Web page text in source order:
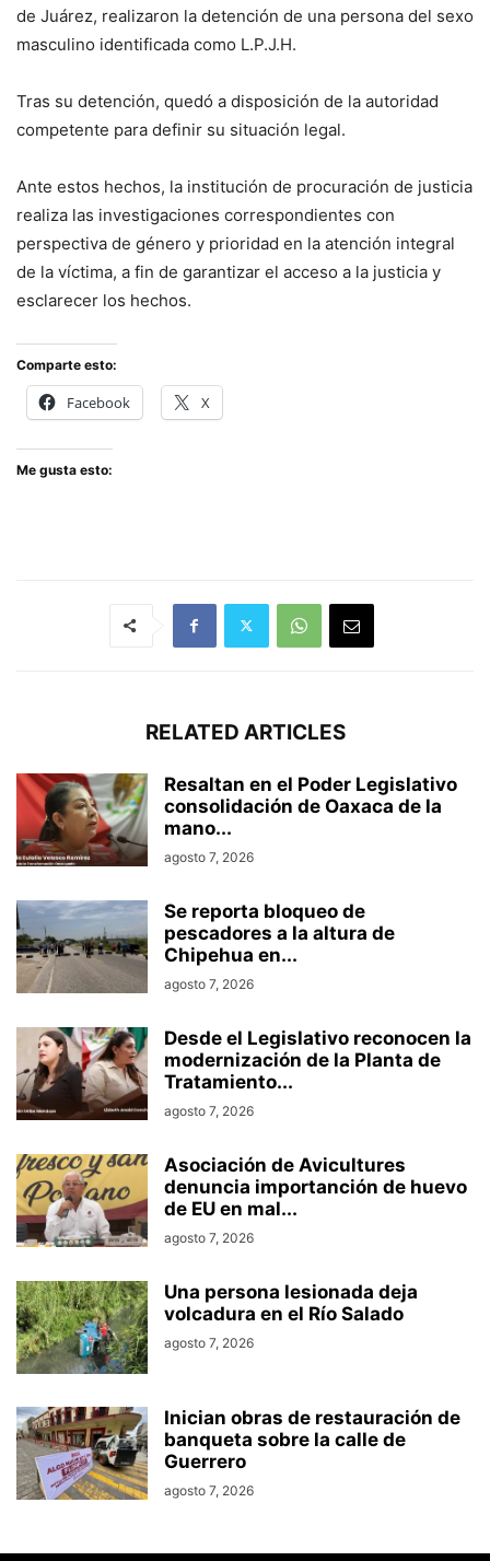
de Juárez, realizaron la detención de una persona del sexo
masculino identificada como L.P.J.H.
Tras su detención, quedó a disposición de la autoridad
competente para definir su situación legal.
Ante estos hechos, la institución de procuración de justicia
realiza las investigaciones correspondientes con
perspectiva de género y prioridad en la atención integral
de la víctima, a fin de garantizar el acceso a la justicia y
esclarecer los hechos.
Comparte esto:
Facebook X
Me gusta esto:
RELATED ARTICLES
Resaltan en el Poder Legislativo
consolidación de Oaxaca de la
mano...
agosto 7, 2026
Se reporta bloqueo de
pescadores a la altura de
Chipehua en...
agosto 7, 2026
Desde el Legislativo reconocen la
modernización de la Planta de
Tratamiento...
agosto 7, 2026
Asociación de Avicultures
denuncia importanción de huevo
de EU en mal...
agosto 7, 2026
Una persona lesionada deja
volcadura en el Río Salado
agosto 7, 2026
Inician obras de restauración de
banqueta sobre la calle de
Guerrero
agosto 7, 2026